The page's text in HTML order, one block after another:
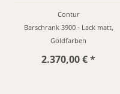
Contur
Barschrank 3900 - Lack matt,
Goldfarben
2.370,00 € *